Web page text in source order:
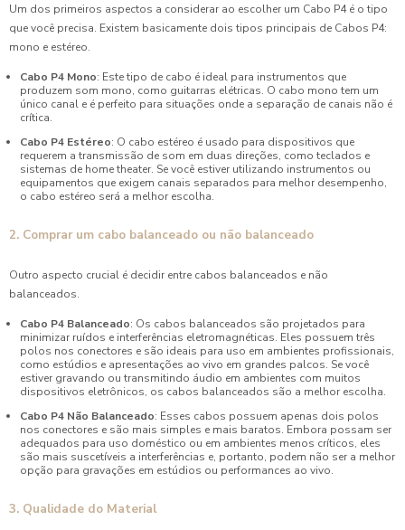
Um dos primeiros aspectos a considerar ao escolher um Cabo P4 é o tipo
que você precisa. Existem basicamente dois tipos principais de Cabos P4:
mono e estéreo.
Cabo P4 Mono: Este tipo de cabo é ideal para instrumentos que
produzem som mono, como guitarras elétricas. O cabo mono tem um
único canal e é perfeito para situações onde a separação de canais não é
crítica.
Cabo P4 Estéreo: O cabo estéreo é usado para dispositivos que
requerem a transmissão de som em duas direções, como teclados e
sistemas de home theater. Se você estiver utilizando instrumentos ou
equipamentos que exigem canais separados para melhor desempenho,
o cabo estéreo será a melhor escolha.
2. Comprar um cabo balanceado ou não balanceado
Outro aspecto crucial é decidir entre cabos balanceados e não
balanceados.
Cabo P4 Balanceado: Os cabos balanceados são projetados para
minimizar ruídos e interferências eletromagnéticas. Eles possuem três
polos nos conectores e são ideais para uso em ambientes profissionais,
como estúdios e apresentações ao vivo em grandes palcos. Se você
estiver gravando ou transmitindo áudio em ambientes com muitos
dispositivos eletrônicos, os cabos balanceados são a melhor escolha.
Cabo P4 Não Balanceado: Esses cabos possuem apenas dois polos
nos conectores e são mais simples e mais baratos. Embora possam ser
adequados para uso doméstico ou em ambientes menos críticos, eles
são mais suscetíveis a interferências e, portanto, podem não ser a melhor
opção para gravações em estúdios ou performances ao vivo.
3. Qualidade do Material